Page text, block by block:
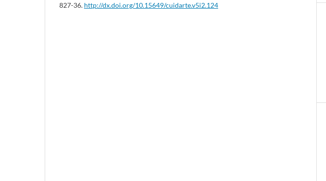
827-36. http://dx.doi.org/10.15649/cuidarte.v5i2.124